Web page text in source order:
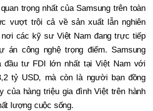
trọng nhất của Samsung trên toàn
vượt trội cả về sản xuất lẫn nghiên
các kỹ sư Việt Nam đang trực tiếp
án công nghệ trọng điểm. Samsung
đầu tư FDI lớn nhất tại Việt Nam với
tỷ USD, mà còn là người bạn đồng
của hàng triệu gia đình Việt trên hành
lượng cuộc sống.